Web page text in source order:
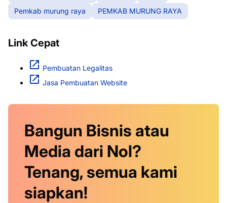
Pemkab murung raya
PEMKAB MURUNG RAYA
Link Cepat
Pembuatan Legalitas
Jasa Pembuatan Website
Bangun Bisnis atau
Media dari Nol?
Tenang, semua kami
siapkan!